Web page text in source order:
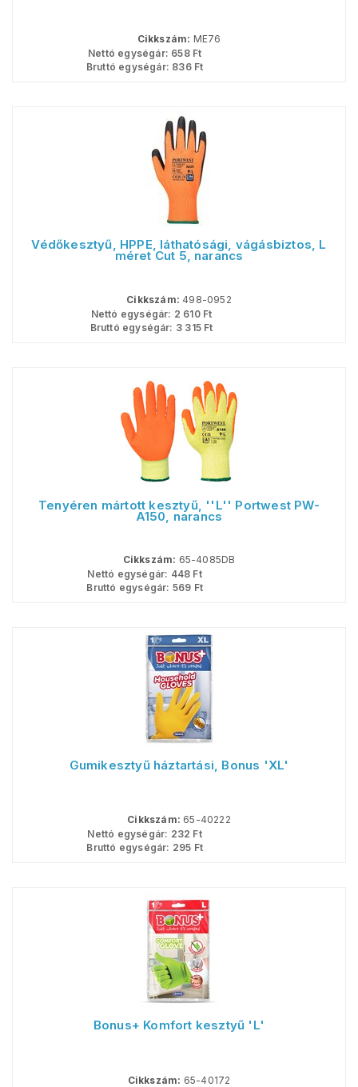
Cikkszám: ME76
Nettó egységár: 658Ft
Bruttó egységár: 836Ft
Védőkesztyű, HPPE, láthatósági, vágásbiztos, L
méret Cut 5, narancs
Cikkszám: 498-0952
Nettó egységár: 2 610Ft
Bruttó egységár: 3 315Ft
Tenyéren mártott kesztyű, ''L'' Portwest PW-
A150, narancs
Cikkszám: 65-4085DB
Nettó egységár: 448 Ft
Bruttó egységár: 569 Ft
Gumikesztyű háztartási, Bonus 'XL'
Cikkszám: 65-40222
Nettó egységár: 232 Ft
Bruttó egységár: 295 Ft
Bonus+ Komfort kesztyű 'L'
Cikkszám: 65-40172